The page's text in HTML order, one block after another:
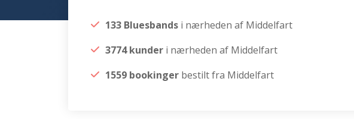
133 Bluesbands i nærheden af Middelfart
3774 kunder i nærheden af Middelfart
1559 bookinger bestilt fra Middelfart